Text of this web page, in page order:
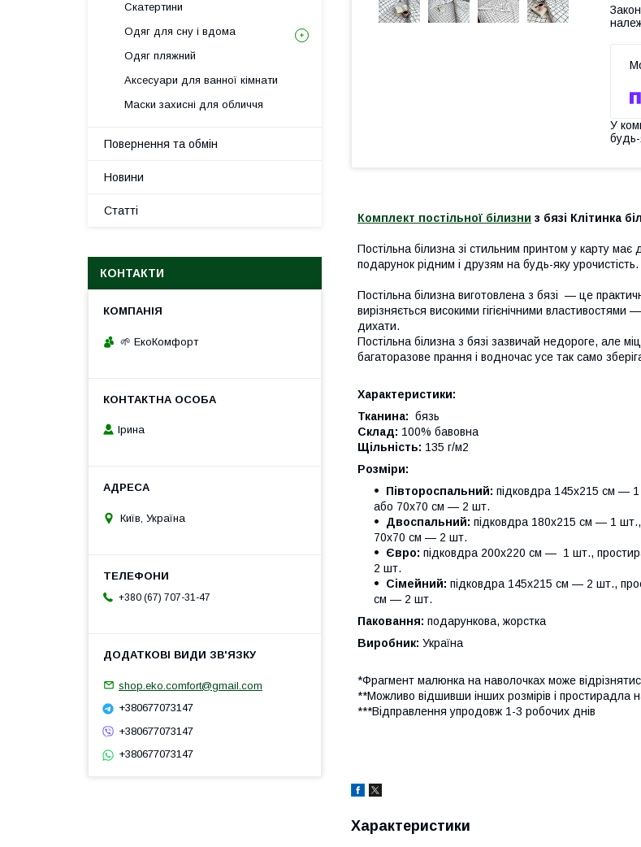
У
Комплект постільної білизни з бязі Клітинка
Постільна білизна зі стильним принтом у карту
подарунок рідним і друзям на будь-яку урочистість.
Постільна білизна виготовлена з бязі — це
вирізняється високими гігієнічними
дихати.
Постільна білизна з бязі зазвичай недороге, але
багаторазове прання і водночас усе так само
Характеристики:
Тканина: бязь
Склад: 100% бавовна
Щільність: 135 г/м2
Розміри:
Півтороспальний: підковдра 145х215 см —
або 70х70 см — 2 шт.
Двоспальний: підковдра 180х215 см — 1
70х70 см — 2 шт.
Євро: підковдра 200х220 см — 1 шт.,
2 шт.
Сімейний: підковдра 145х215 см — 2 шт.,
см — 2 шт.
Паковання: подарункова, жорстка
Виробник: Україна
*Фрагмент малюнка на наволочках може
**Можливо відшивши інших розмірів і простирадла
***Відправлення упродовж 1-3 робочих днів
Характеристики
Скатертини
Одяг для сну і вдома
Одяг пляжний
Аксесуари для ванної кімнати
Маски захисні для обличчя
Повернення та обмін
Новини
Статті
КОНТАКТИ
🌱 ЕкоКомфорт
Ірина
Київ, Україна
+380 (67) 707-31-47
shop.eko.comfort@gmail.com
+380677073147
+380677073147
+380677073147